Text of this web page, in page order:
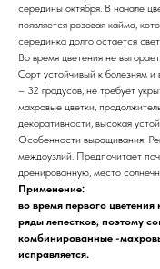
середины октября. В начале
появляется розовая кайма,
серединка долго остается
Во время цветения не выгорает.
Сорт устойчивый к болезням
– 32 градусов, не требует
махровые цветки,
декоративности, высокая
Особенности выращивания:
междоузлий. Предпочитает
дренированную, место
Применение:
во время первого
ряды лепестков, поэтому
комбинированные -
исправляется.